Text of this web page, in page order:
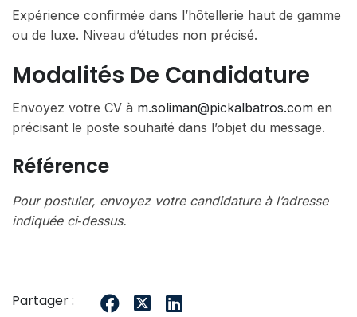
Expérience confirmée dans l’hôtellerie haut de gamme
ou de luxe. Niveau d’études non précisé.
Modalités De Candidature
Envoyez votre CV à m.soliman@pickalbatros.com en
précisant le poste souhaité dans l’objet du message.
Référence
Pour postuler, envoyez votre candidature à l’adresse
indiquée ci‑dessus.
Partager :